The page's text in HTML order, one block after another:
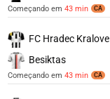
Começando em43 min CA
FC Hradec Kralove
Besiktas
Começando em43 min CA